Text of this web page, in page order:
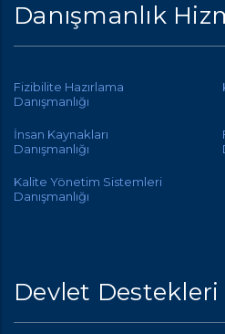
Danışmanlık
Fizibilite Hazırlama
Danışmanlığı
İnsan Kaynakları
Danışmanlığı
Kalite Yönetim Sistemleri
Danışmanlığı
Devlet Destekleri